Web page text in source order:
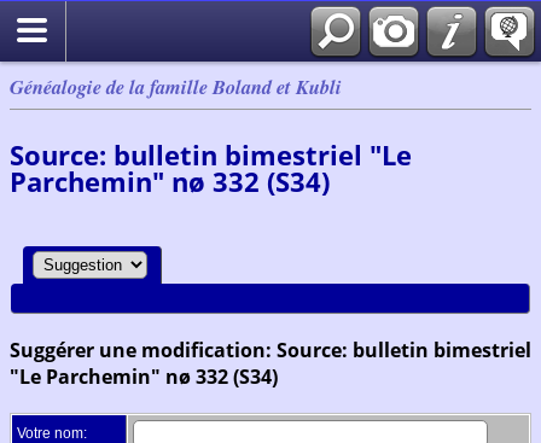
Généalogie de la famille Boland et Kubli
Source: bulletin bimestriel "Le
Parchemin" nø 332 (S34)
Suggérer une modification: Source: bulletin bimestriel
"Le Parchemin" nø 332 (S34)
Votre nom: